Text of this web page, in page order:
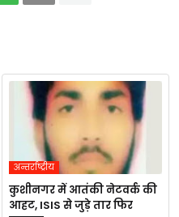
अन्तर्राष्ट्रीय
कुशीनगर में आतंकी नेटवर्क की
आहट, ISIS से जुड़े तार फिर